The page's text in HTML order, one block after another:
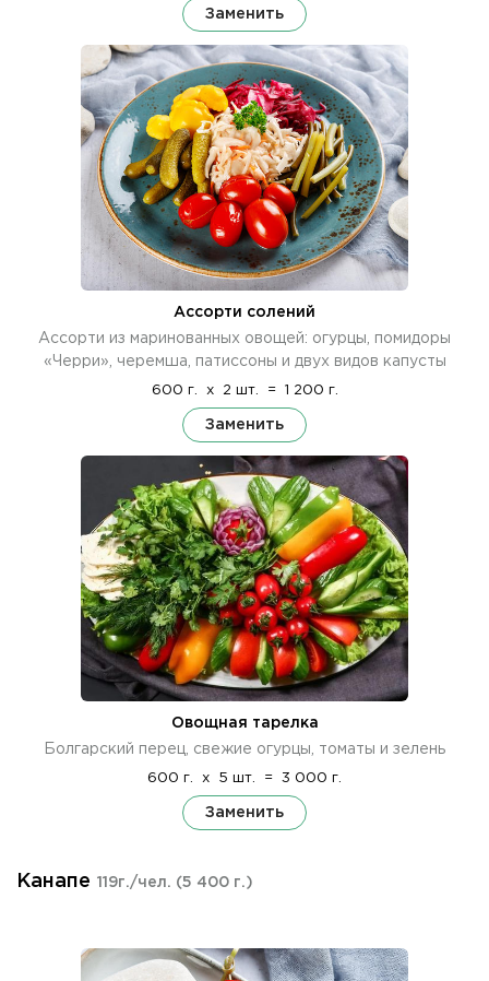
Заменить
Ассорти солений
Ассорти из маринованных овощей: огурцы, помидоры
«Черри», черемша, патиссоны и двух видов капусты
600 г. x 2 шт. = 1 200 г.
Заменить
Овощная тарелка
Болгарский перец, свежие огурцы, томаты и зелень
600 г. x 5 шт. = 3 000 г.
Заменить
Канапе 119г./чел. (5 400 г.)